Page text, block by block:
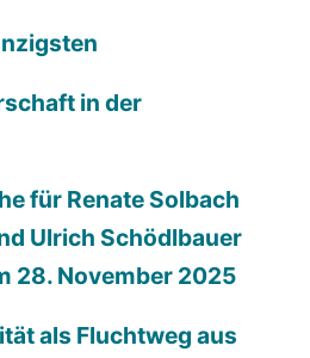
in der
für Renate Solbach
Ulrich Schödlbauer
28. November 2025
als Fluchtweg aus